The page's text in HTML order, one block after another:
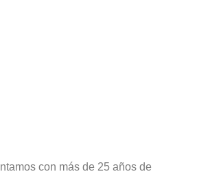
con más de 25 años de